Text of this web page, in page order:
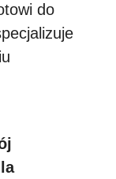
do